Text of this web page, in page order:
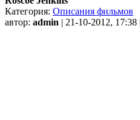
Категория: Описания фильмов
автор: admin | 21-10-2012,